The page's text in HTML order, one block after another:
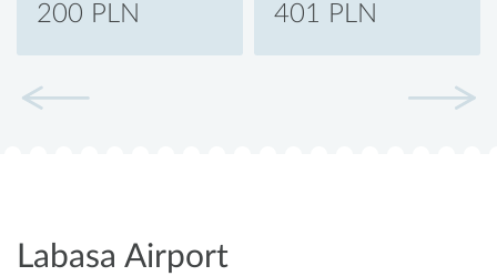
200 PLN 401 PLN
Labasa Airport